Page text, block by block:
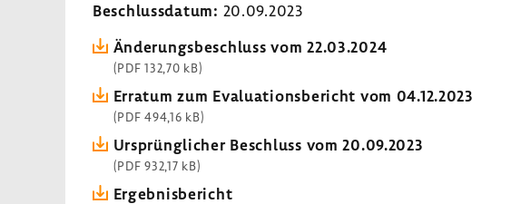
Beschluss­datum: 20.09.2023
Ände­rungs­be­schluss vom 22.03.2024
(PDF 132,70 kB)
Erratum zum Evalua­ti­ons­be­richt vom 04.12.2023
(PDF 494,16 kB)
Ursprüng­li­cher Beschluss vom 20.09.2023
(PDF 932,17 kB)
Ergeb­nis­be­richt